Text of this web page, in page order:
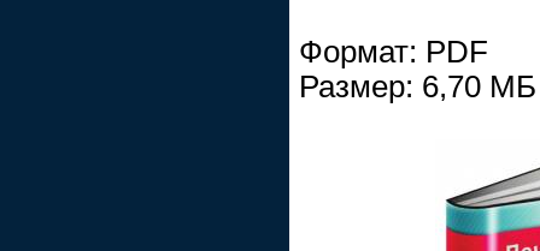
Формат: PDF
Размер: 6,70 МБ